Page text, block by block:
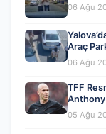
06 Ağu
Araç
06 Ağu
TFF
Anthony
05 Ağu